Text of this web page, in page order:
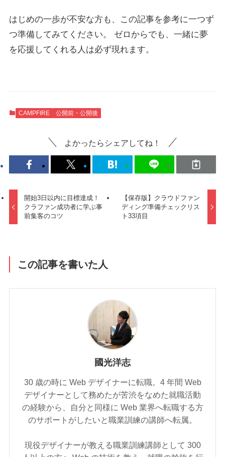
はじめの一歩が不安な方も、この記事を参考に一つず
つ準備してみてください。 ゼロからでも、一緒に夢
を応援してくれる人は必ず現れます。
CAMPFIRE 公開前・公開後
よかったらシェアしてね！
開始3日以内に目標達成！
クラファン成功者に学ぶ事
前集客のコツ
【保存版】クラウドファン
ディング準備チェックリス
ト33項目
この記事を書いた人
國光洋志
30 歳の時に Web デザイナーに転職。4 年間 Web
デザイナーとして務めたが苦渋をなめた就職活動
の経験から、自分と同様に Web 業界へ転職する方
のサポートがしたいと職業訓練の講師へ転属。
現役デザイナーが教える職業訓練講師として 300